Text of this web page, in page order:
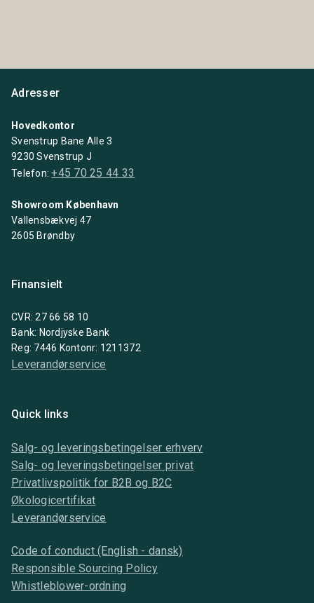
Adresser
Hovedkontor
Svenstrup Bane Alle 3
9230 Svenstrup J
Telefon:+45 70 25 44 33
Showroom København
Vallensbækvej 47
2605 Brøndby
Finansielt
CVR: 27 66 58 10
Bank: Nordjyske Bank
Reg: 7446 Kontonr: 1211372
Leverandørservice
Quick links
Salg- og leveringsbetingelser erhverv
Salg- og leveringsbetingelser privat
Privatlivspolitik for B2B og B2C
Økologicertifikat
Leverandørservice
Code of conduct (English - dansk)
Responsible Sourcing Policy
Whistleblower-ordning